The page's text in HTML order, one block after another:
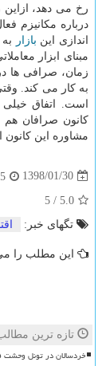
رخ می دهد، ازاین
درباره مكانیزم
اندازی این بازار
مبنای ابزار
زمان، صرافی ها
به كار می كند.
است. اتفاق
كانون صرافان هم
مشاوره این
1398/01/30
5.0
/
5
تگهای خبر:
این مطلب را
تازه ترین
خردسالان در تونل وحشت